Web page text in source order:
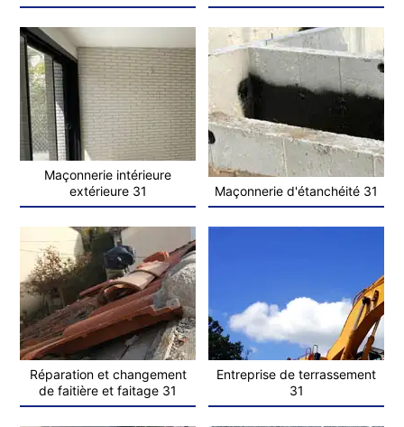
Maçonnerie intérieure
extérieure 31
Maçonnerie d'étanchéité 31
Réparation et changement
de faitière et faitage 31
Entreprise de terrassement
31